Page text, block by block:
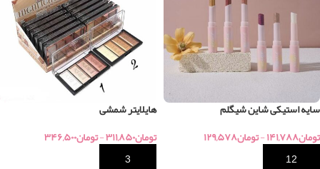
سایه استیکی شاین شیگلم
تومان۱۴۱,۷۸۸-تومان۱۲۹,۵۷۸
خرید
هایلایتر شمشی
تومان۳۱۱,۸۵۰-تومان۳۴۶,۵۰۰